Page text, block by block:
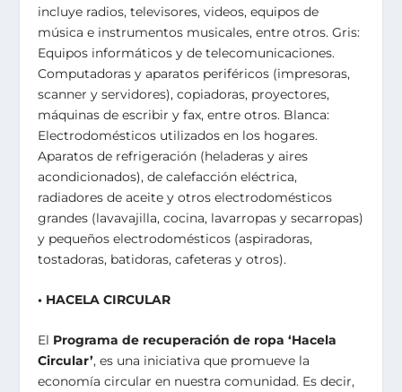
incluye radios, televisores, videos, equipos de
música e instrumentos musicales, entre otros. Gris:
Equipos informáticos y de telecomunicaciones.
Computadoras y aparatos periféricos (impresoras,
scanner y servidores), copiadoras, proyectores,
máquinas de escribir y fax, entre otros. Blanca:
Electrodomésticos utilizados en los hogares.
Aparatos de refrigeración (heladeras y aires
acondicionados), de calefacción eléctrica,
radiadores de aceite y otros electrodomésticos
grandes (lavavajilla, cocina, lavarropas y secarropas)
y pequeños electrodomésticos (aspiradoras,
tostadoras, batidoras, cafeteras y otros).
• HACELA CIRCULAR
El Programa de recuperación de ropa ‘Hacela
Circular’, es una iniciativa que promueve la
economía circular en nuestra comunidad. Es decir,